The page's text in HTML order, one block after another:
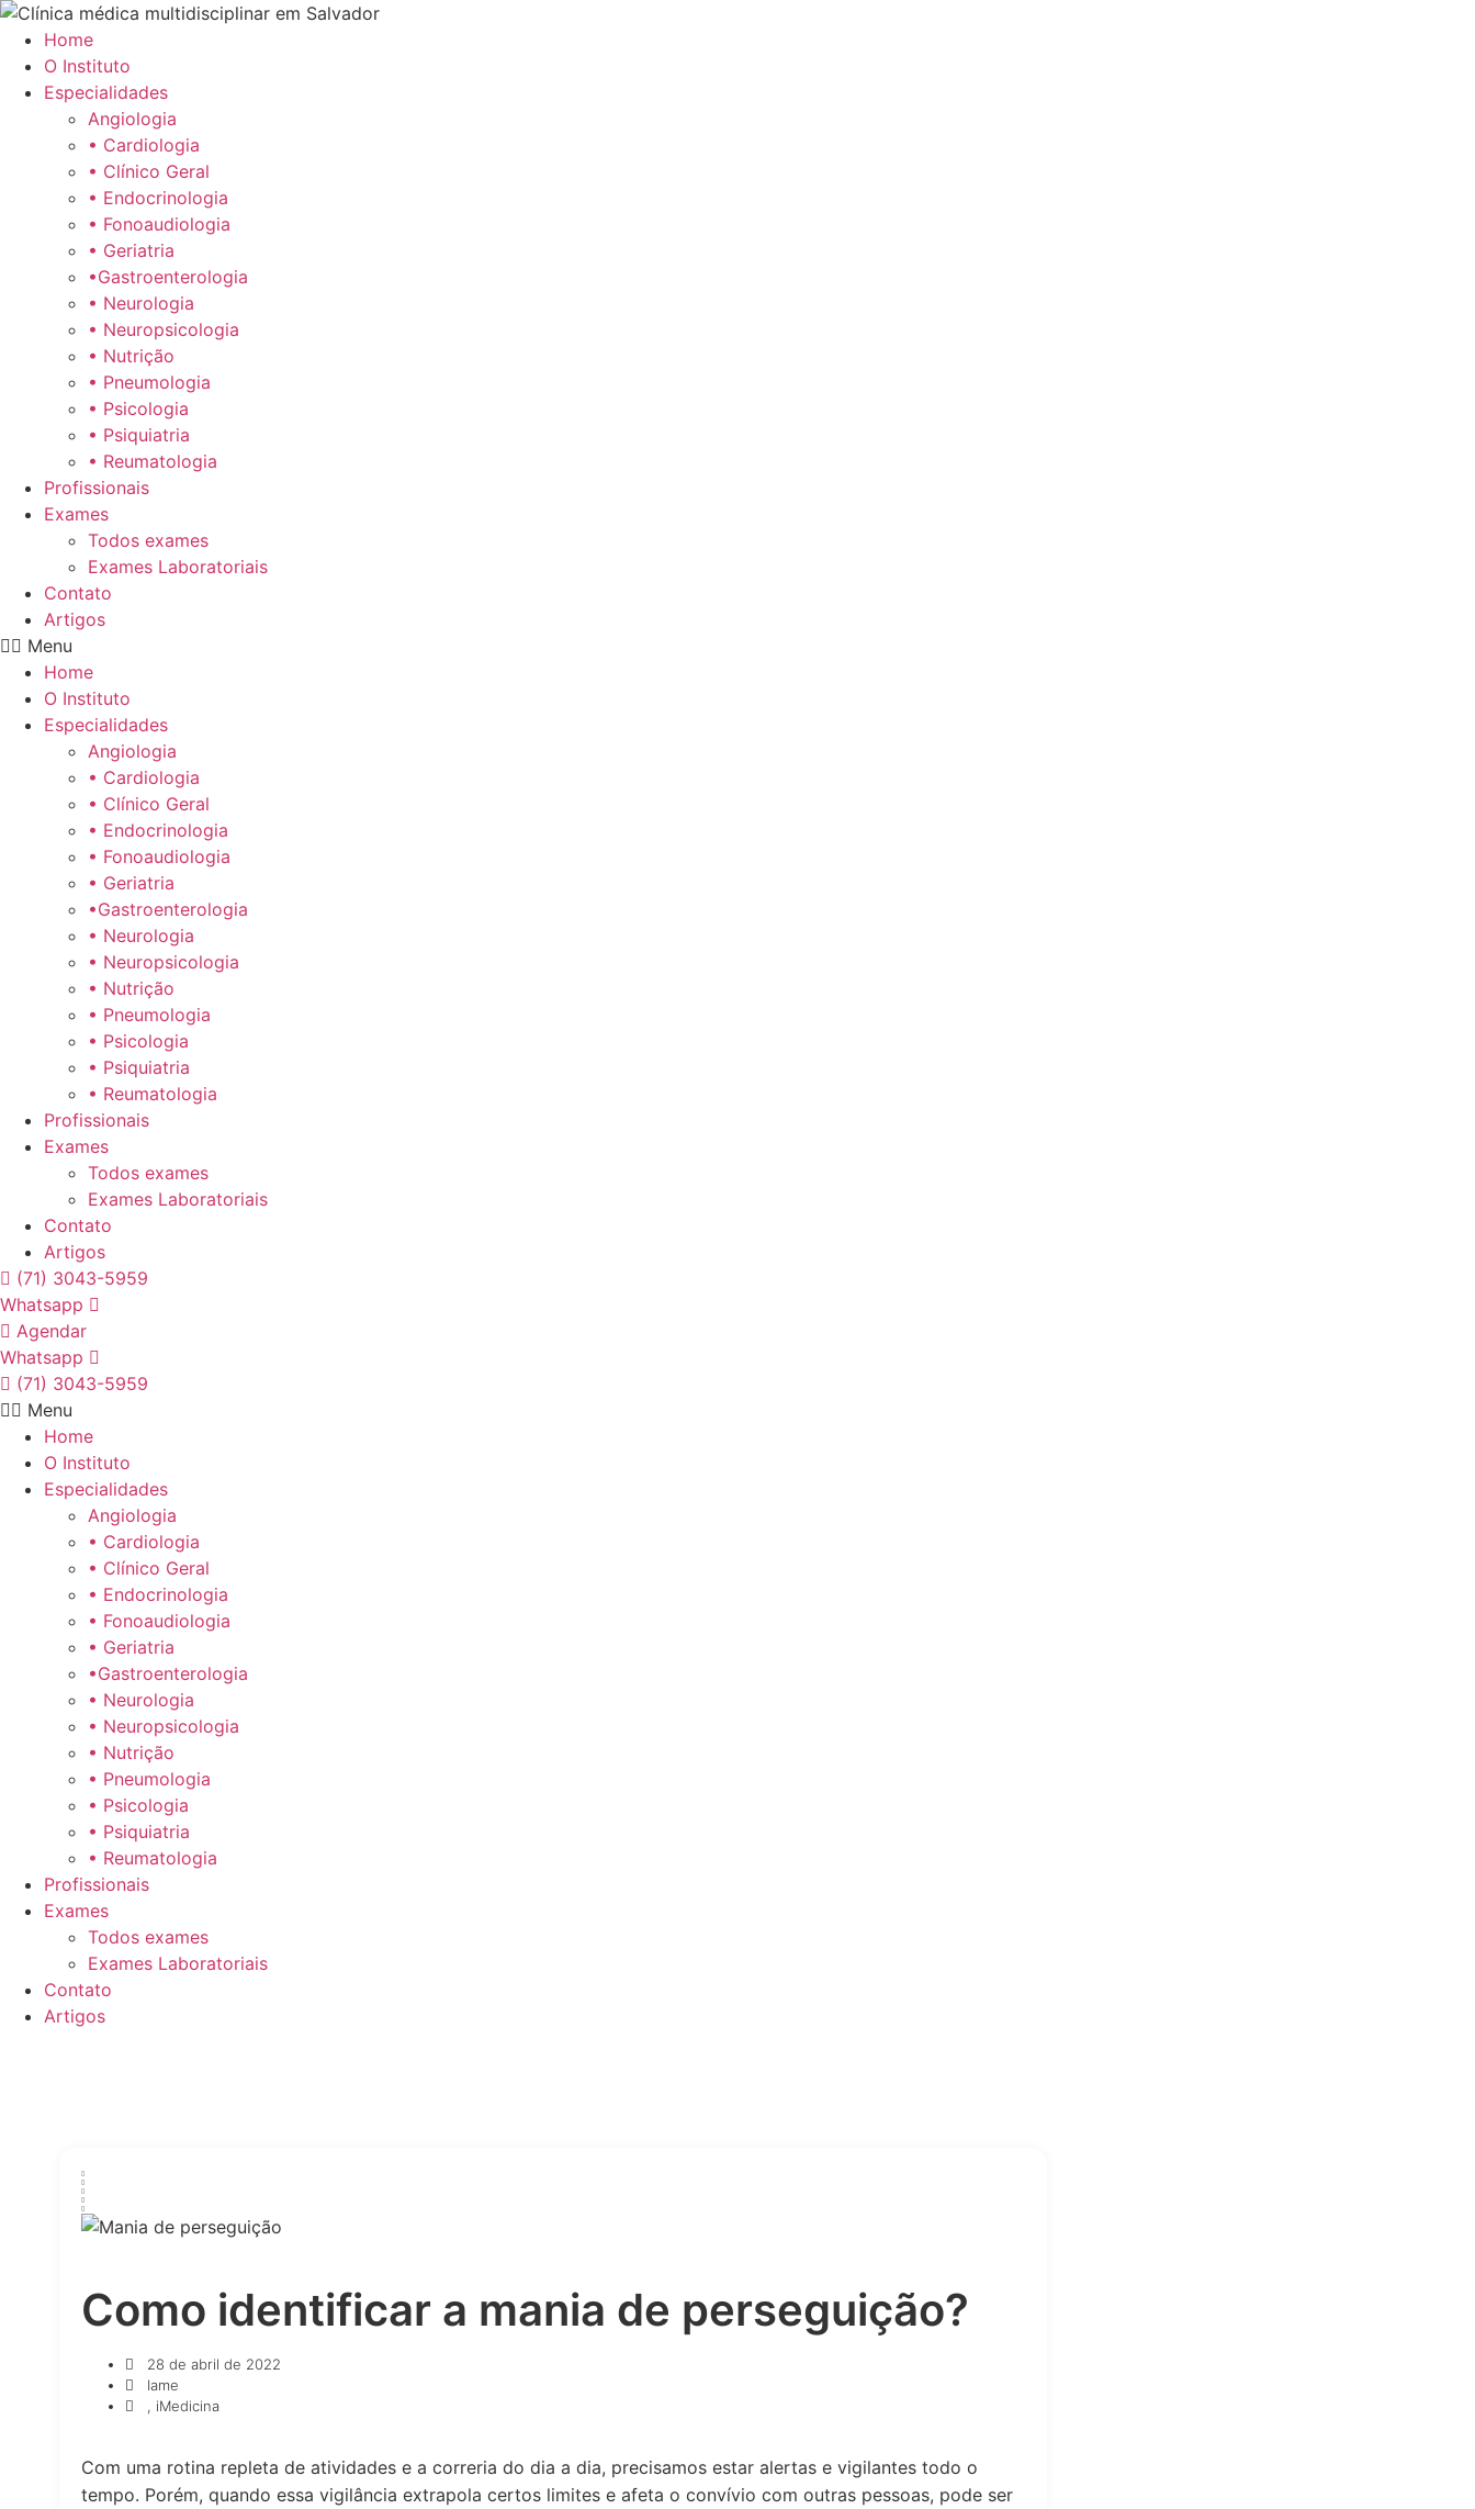
Ir
para
conteúdo
Home
O Instituto
Especialidades
Angiologia
• Cardiologia
• Clínico Geral
• Endocrinologia
• Fonoaudiologia
• Geriatria
•Gastroenterologia
• Neurologia
• Neuropsicologia
• Nutrição
• Pneumologia
• Psicologia
• Psiquiatria
• Reumatologia
Profissionais
Exames
Todos exames
Exames Laboratoriais
Contato
Artigos
Menu
Home
O Instituto
Especialidades
Angiologia
• Cardiologia
• Clínico Geral
• Endocrinologia
• Fonoaudiologia
• Geriatria
•Gastroenterologia
• Neurologia
• Neuropsicologia
• Nutrição
• Pneumologia
• Psicologia
• Psiquiatria
• Reumatologia
Profissionais
Exames
Todos exames
Exames Laboratoriais
Contato
Artigos
(71) 3043-5959
Whatsapp
Agendar
Whatsapp
(71) 3043-5959
Menu
Home
O Instituto
Especialidades
Angiologia
• Cardiologia
• Clínico Geral
• Endocrinologia
• Fonoaudiologia
• Geriatria
•Gastroenterologia
• Neurologia
• Neuropsicologia
• Nutrição
• Pneumologia
• Psicologia
• Psiquiatria
• Reumatologia
Profissionais
Exames
Todos exames
Exames Laboratoriais
Contato
Artigos
Como identificar a mania de perseguição?
28 de abril de 2022
Iame
, iMedicina
Com uma rotina repleta de atividades e a correria do dia a dia, precisamos estar alertas e vigilantes todo o
tempo. Porém, quando essa vigilância extrapola certos limites e afeta o convívio com outras pessoas, pode ser